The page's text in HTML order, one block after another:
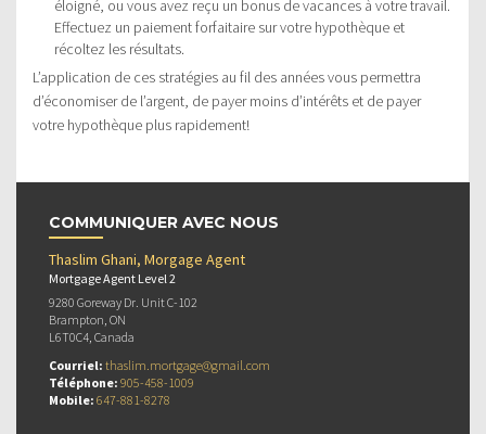
éloigné, ou vous avez reçu un bonus de vacances à votre travail.
Effectuez un paiement forfaitaire sur votre hypothèque et
récoltez les résultats.
L’application de ces stratégies au fil des années vous permettra
d’économiser de l’argent, de payer moins d’intérêts et de payer
votre hypothèque plus rapidement!
COMMUNIQUER AVEC NOUS
Thaslim Ghani, Morgage Agent
Mortgage Agent Level 2
9280 Goreway Dr. Unit C-102
Brampton, ON
L6T0C4, Canada
Courriel: thaslim.mortgage@gmail.com
Téléphone: 905-458-1009
Mobile: 647-881-8278